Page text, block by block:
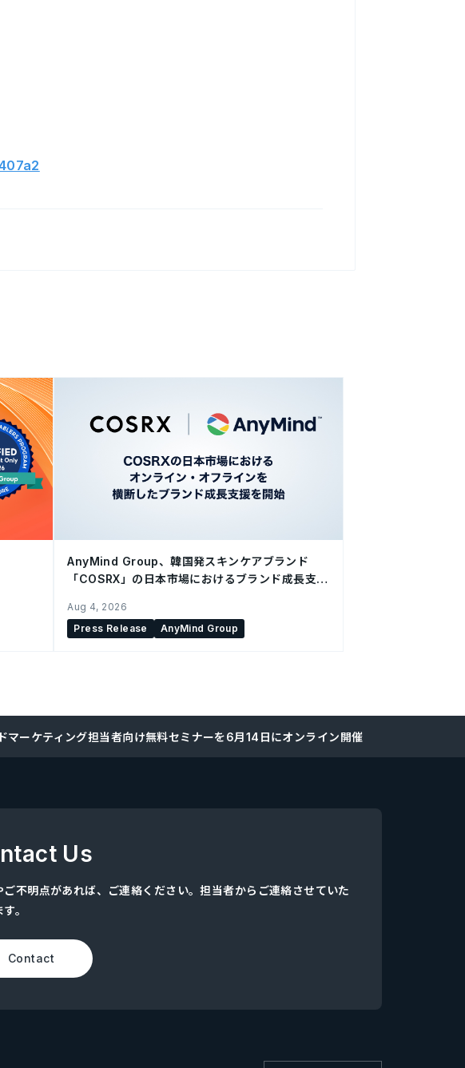
AnyMind Group、韓国発スキンケアブランド
「COSRX」の日本市場におけるブランド成長支援
Aug 4, 2026
Press Release
AnyMind Group
マーケティング担当者向け無料セミナーを6月14日にオンライン開催
Us
ご不明点があれば、ご連絡ください。担当者からご連絡させていた
。
Contact